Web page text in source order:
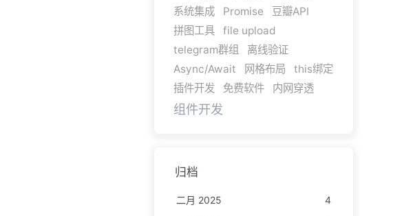
系统集成
Promise
豆瓣API
拼图工具
file upload
telegram群组
离线验证
Async/Await
网格布局
this绑定
插件开发
免费软件 内网穿透
组件开发
归档
二月 2025
4